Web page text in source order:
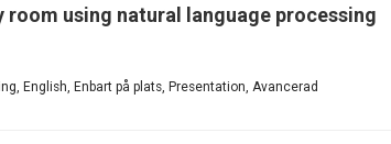
using natural language processing
English, Enbart på plats, Presentation, Avancerad